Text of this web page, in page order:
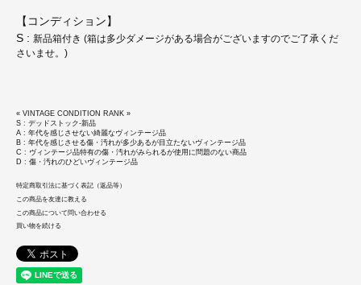
【コンディション】
S : 新品箱付き (箱は多少ダメージがある場合がございますのでご了承くだ
さいませ。)
« VINTAGE CONDITION RANK »
S : デッドストック-新品
A : 年代を感じさせない綺麗なヴィンテージ品
B : 年代を感じさせる傷・汚れが多少あるが目立たないヴィンテージ品
C : ヴィンテージ品特有の傷・汚れがみられるが使用に問題のない商品
D : 傷・汚れのひどいヴィンテージ品
特定商取引法に基づく表記（返品等）
この商品を友達に教える
この商品について問い合わせる
買い物を続ける